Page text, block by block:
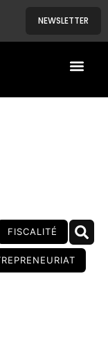
NEWSLETTER
FISCALITÉ